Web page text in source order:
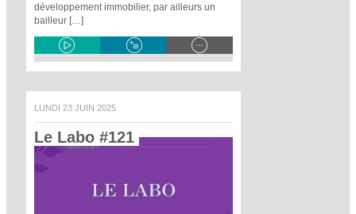
développement immobilier, par ailleurs un
bailleur […]
LUNDI 23 JUIN 2025
Le Labo #121